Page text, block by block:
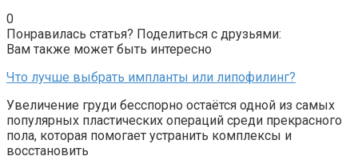
0
Понравилась статья? Поделиться с друзьями:
Вам также может быть интересно
Что лучше выбрать импланты или липофилинг?
Увеличение груди бесспорно остаётся одной из самых
популярных пластических операций среди прекрасного
пола, которая помогает устранить комплексы и
восстановить